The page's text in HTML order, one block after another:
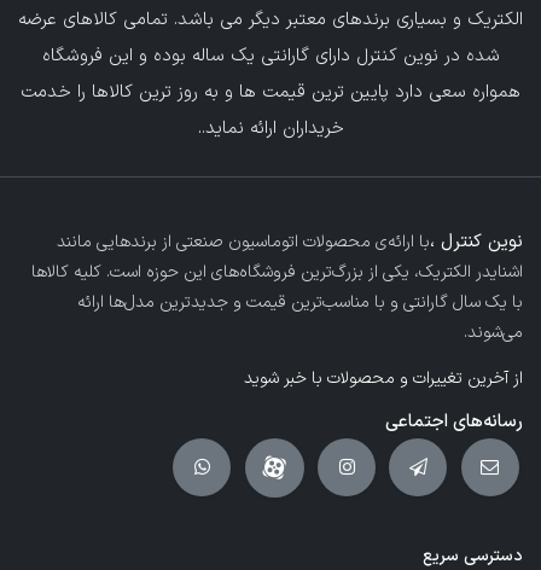
الکتریک و بسیاری برندهای معتبر دیگر می باشد. تمامی کالاهای عرضه
شده در نوین کنترل دارای گارانتی یک ساله بوده و این فروشگاه
همواره سعی دارد پایین ترین قیمت ها و به روز ترین کالاها را خدمت
خریداران ارائه نماید..
نوین کنترل ،با ارائه‌ی محصولات اتوماسیون صنعتی از برندهایی مانند
اشنایدر الکتریک، یکی از بزرگ‌ترین فروشگاه‌های این حوزه است. کلیه کالاها
با یک سال گارانتی و با مناسب‌ترین قیمت و جدیدترین مدل‌ها ارائه
می‌شوند.
از آخرین تغییرات و محصولات با خبر شوید
رسانه‌های اجتماعی
دسترسی سریع